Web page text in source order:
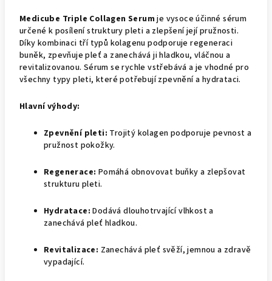
Medicube Triple Collagen Serumje vysoce účinné sérum
určené k posílení struktury pleti a zlepšení její pružnosti.
Díky kombinaci tří typů kolagenu podporuje regeneraci
buněk, zpevňuje pleť a zanechává ji hladkou, vláčnou a
revitalizovanou. Sérum se rychle vstřebává a je vhodné pro
všechny typy pleti, které potřebují zpevnění a hydrataci.
Hlavní výhody:
Zpevnění pleti: Trojitý kolagen podporuje pevnost a
pružnost pokožky.
Regenerace: Pomáhá obnovovat buňky a zlepšovat
strukturu pleti.
Hydratace: Dodává dlouhotrvající vlhkost a
zanechává pleť hladkou.
Revitalizace: Zanechává pleť svěží, jemnou a zdravě
vypadající.